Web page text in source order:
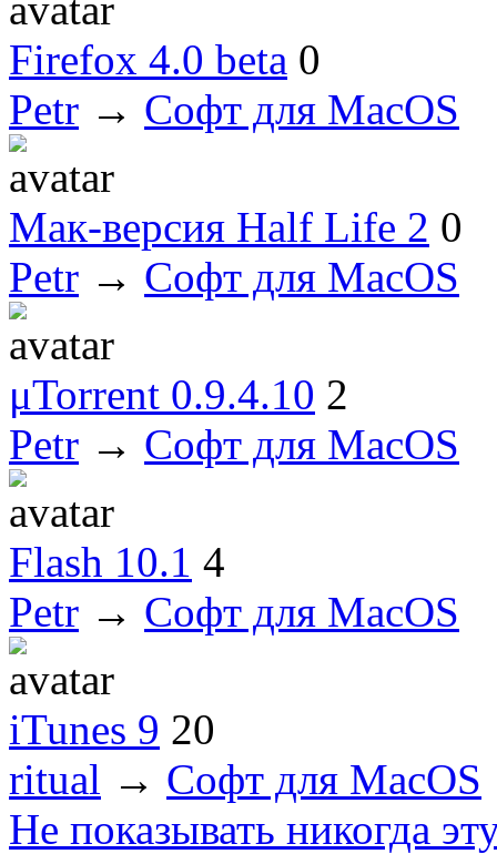
Firefox 4.0 beta 0
Petr → Софт для MacOS
Мак-версия Half Life 2 0
Petr → Софт для MacOS
μTorrent 0.9.4.10 2
Petr → Софт для MacOS
Flash 10.1 4
Petr → Софт для MacOS
iTunes 9 20
ritual → Софт для MacOS
Не показывать никогда